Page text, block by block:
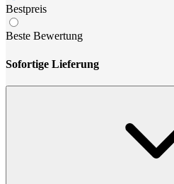
Bestpreis
Beste Bewertung
Sofortige Lieferung